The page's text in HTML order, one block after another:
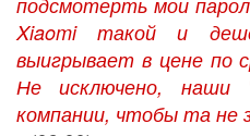
Xiaomi такой и
выигрывает в цене по
Не исключено, наши
компании, чтобы та не